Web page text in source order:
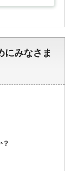
にみなさま